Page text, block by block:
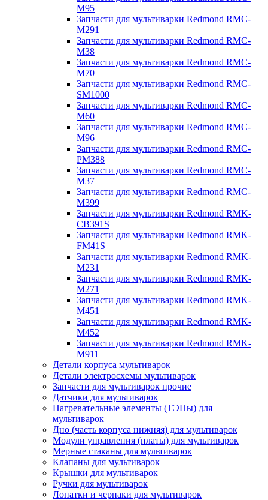
M95
Запчасти для мультиварки Redmond RMC-
M291
Запчасти для мультиварки Redmond RMC-
M38
Запчасти для мультиварки Redmond RMC-
M70
Запчасти для мультиварки Redmond RMC-
SM1000
Запчасти для мультиварки Redmond RMC-
M60
Запчасти для мультиварки Redmond RMC-
M96
Запчасти для мультиварки Redmond RMC-
PM388
Запчасти для мультиварки Redmond RMC-
M37
Запчасти для мультиварки Redmond RMC-
M399
Запчасти для мультиварки Redmond RMK-
CB391S
Запчасти для мультиварки Redmond RMK-
FM41S
Запчасти для мультиварки Redmond RMK-
M231
Запчасти для мультиварки Redmond RMK-
M271
Запчасти для мультиварки Redmond RMK-
M451
Запчасти для мультиварки Redmond RMK-
M452
Запчасти для мультиварки Redmond RMK-
M911
Детали корпуса мультиварок
Детали электросхемы мультиварок
Запчасти для мультиварок прочие
Датчики для мультиварок
Нагревательные элементы (ТЭНы) для
мультиварок
Дно (часть корпуса нижняя) для мультиварок
Модули управления (платы) для мультиварок
Мерные стаканы для мультиварок
Клапаны для мультиварок
Крышки для мультиварок
Ручки для мультиварок
Лопатки и черпаки для мультиварок